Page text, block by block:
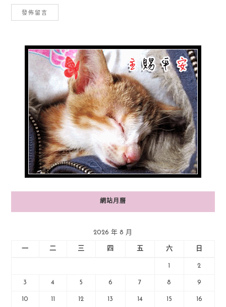
網站月曆
2026 年 8 月
一 二 三 四 五 六 日
1 2
3 4 5 6 7 8 9
10 11 12 13 14 15 16